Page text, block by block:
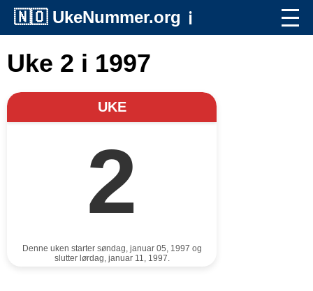
🇳🇴 UkeNummer.org ℹ️
Uke 2 i 1997
UKE
2
Denne uken starter søndag, januar 05, 1997 og
slutter lørdag, januar 11, 1997.